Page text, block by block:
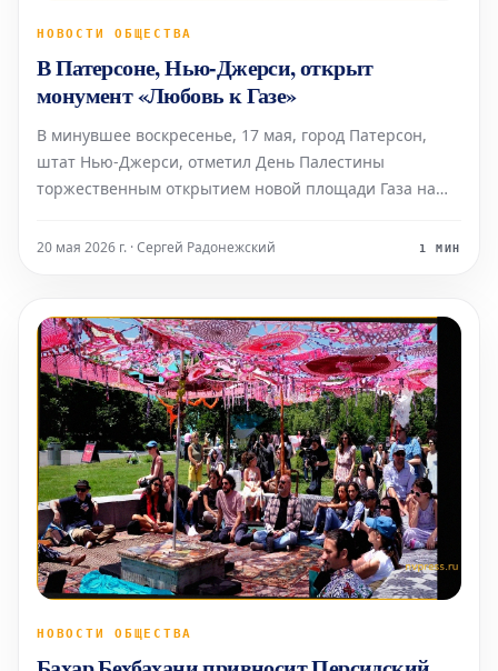
НОВОСТИ ОБЩЕСТВА
В Патерсоне, Нью-Джерси, открыт
монумент «Любовь к Газе»
В минувшее воскресенье, 17 мая, город Патерсон,
штат Нью-Джерси, отметил День Палестины
торжественным открытием новой площади Газа на
художника и активиста Кайла Гоэна. Популярный
20 мая 2026 г. · Сергей Радонежский 1 МИН
НОВОСТИ ОБЩЕСТВА